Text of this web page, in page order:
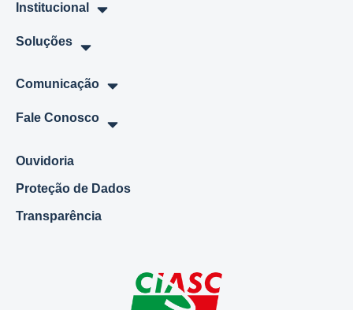
Institucional
Soluções
Comunicação
Fale Conosco
Ouvidoria
Proteção de Dados
Transparência